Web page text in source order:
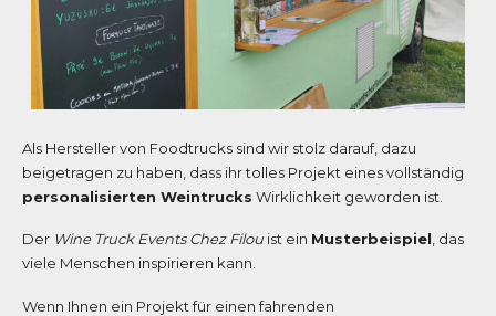
Als Hersteller von Foodtrucks sind wir stolz darauf, dazu
beigetragen zu haben, dass ihr tolles Projekt eines vollständig
personalisierten Weintrucks Wirklichkeit geworden ist.
Der Wine Truck Events Chez Filou ist ein Musterbeispiel, das
viele Menschen inspirieren kann.
Wenn Ihnen ein Projekt für einen fahrenden